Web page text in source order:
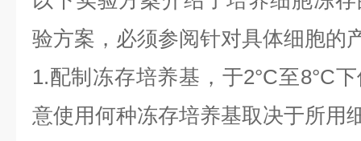
验方案，必须参阅针对具体细胞的
1.配制冻存培养基，于2°C至8°C
意使用何种冻存培养基取决于所用